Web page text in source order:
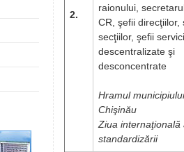
2.
raionului,
CR, şefii direcţiilor,
secţiilor, şefii
descentralizate şi
desconcentrate
Hramul municipiului
Chişinău
Ziua internaţională
standardizării